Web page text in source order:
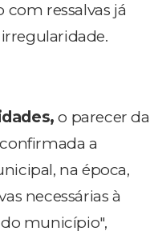
com ressalvas já
o parecer da
a
na época,
necessárias à
do município",